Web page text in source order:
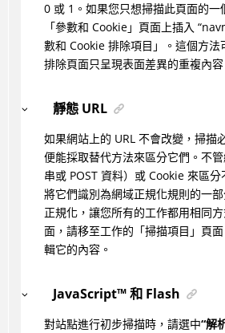
0 或 1。如果您只想掃描此頁面的一
「參數和 Cookie」頁面上插入
數和 Cookie 排除項目」。這個方法
排除頁面只呈現表面差異的重複內容
靜態 URL
如果網站上的 URL 不會改變，掃描
便能採取替代方法來區分它們。不
串或 POST 資料）或 Cookie 來區
將它們識別為網域正規化規則的一
正規化，讓您所有的工作都用相同
面，請移至工作的「掃描項目」頁
輯它的內容。
JavaScript™和 Flash
對站點進行初步掃描時，請選中“解